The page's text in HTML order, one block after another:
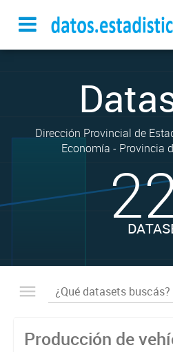
Dirección Provincial de
Economía - Provincia
Producción de